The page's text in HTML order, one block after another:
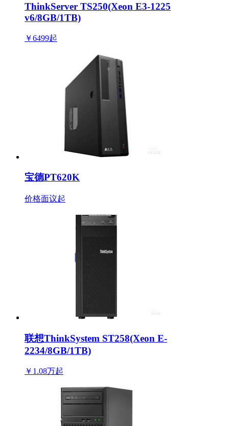
ThinkServer TS250(Xeon E3-1225
v6/8GB/1TB)
￥6499起
宝德PT620K
价格面议起
联想ThinkSystem ST258(Xeon E-
2234/8GB/1TB)
￥1.08万起